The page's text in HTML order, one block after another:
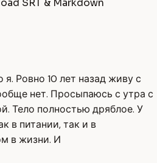
SRT & Markdown
я. Ровно 10 лет назад живу с
нет. Просыпаюсь с утра с
Тело полностью дряблое. У
в питании, так и в
в жизни. И